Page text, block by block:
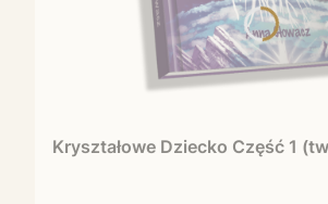
Kryształowe Dziecko Część 1